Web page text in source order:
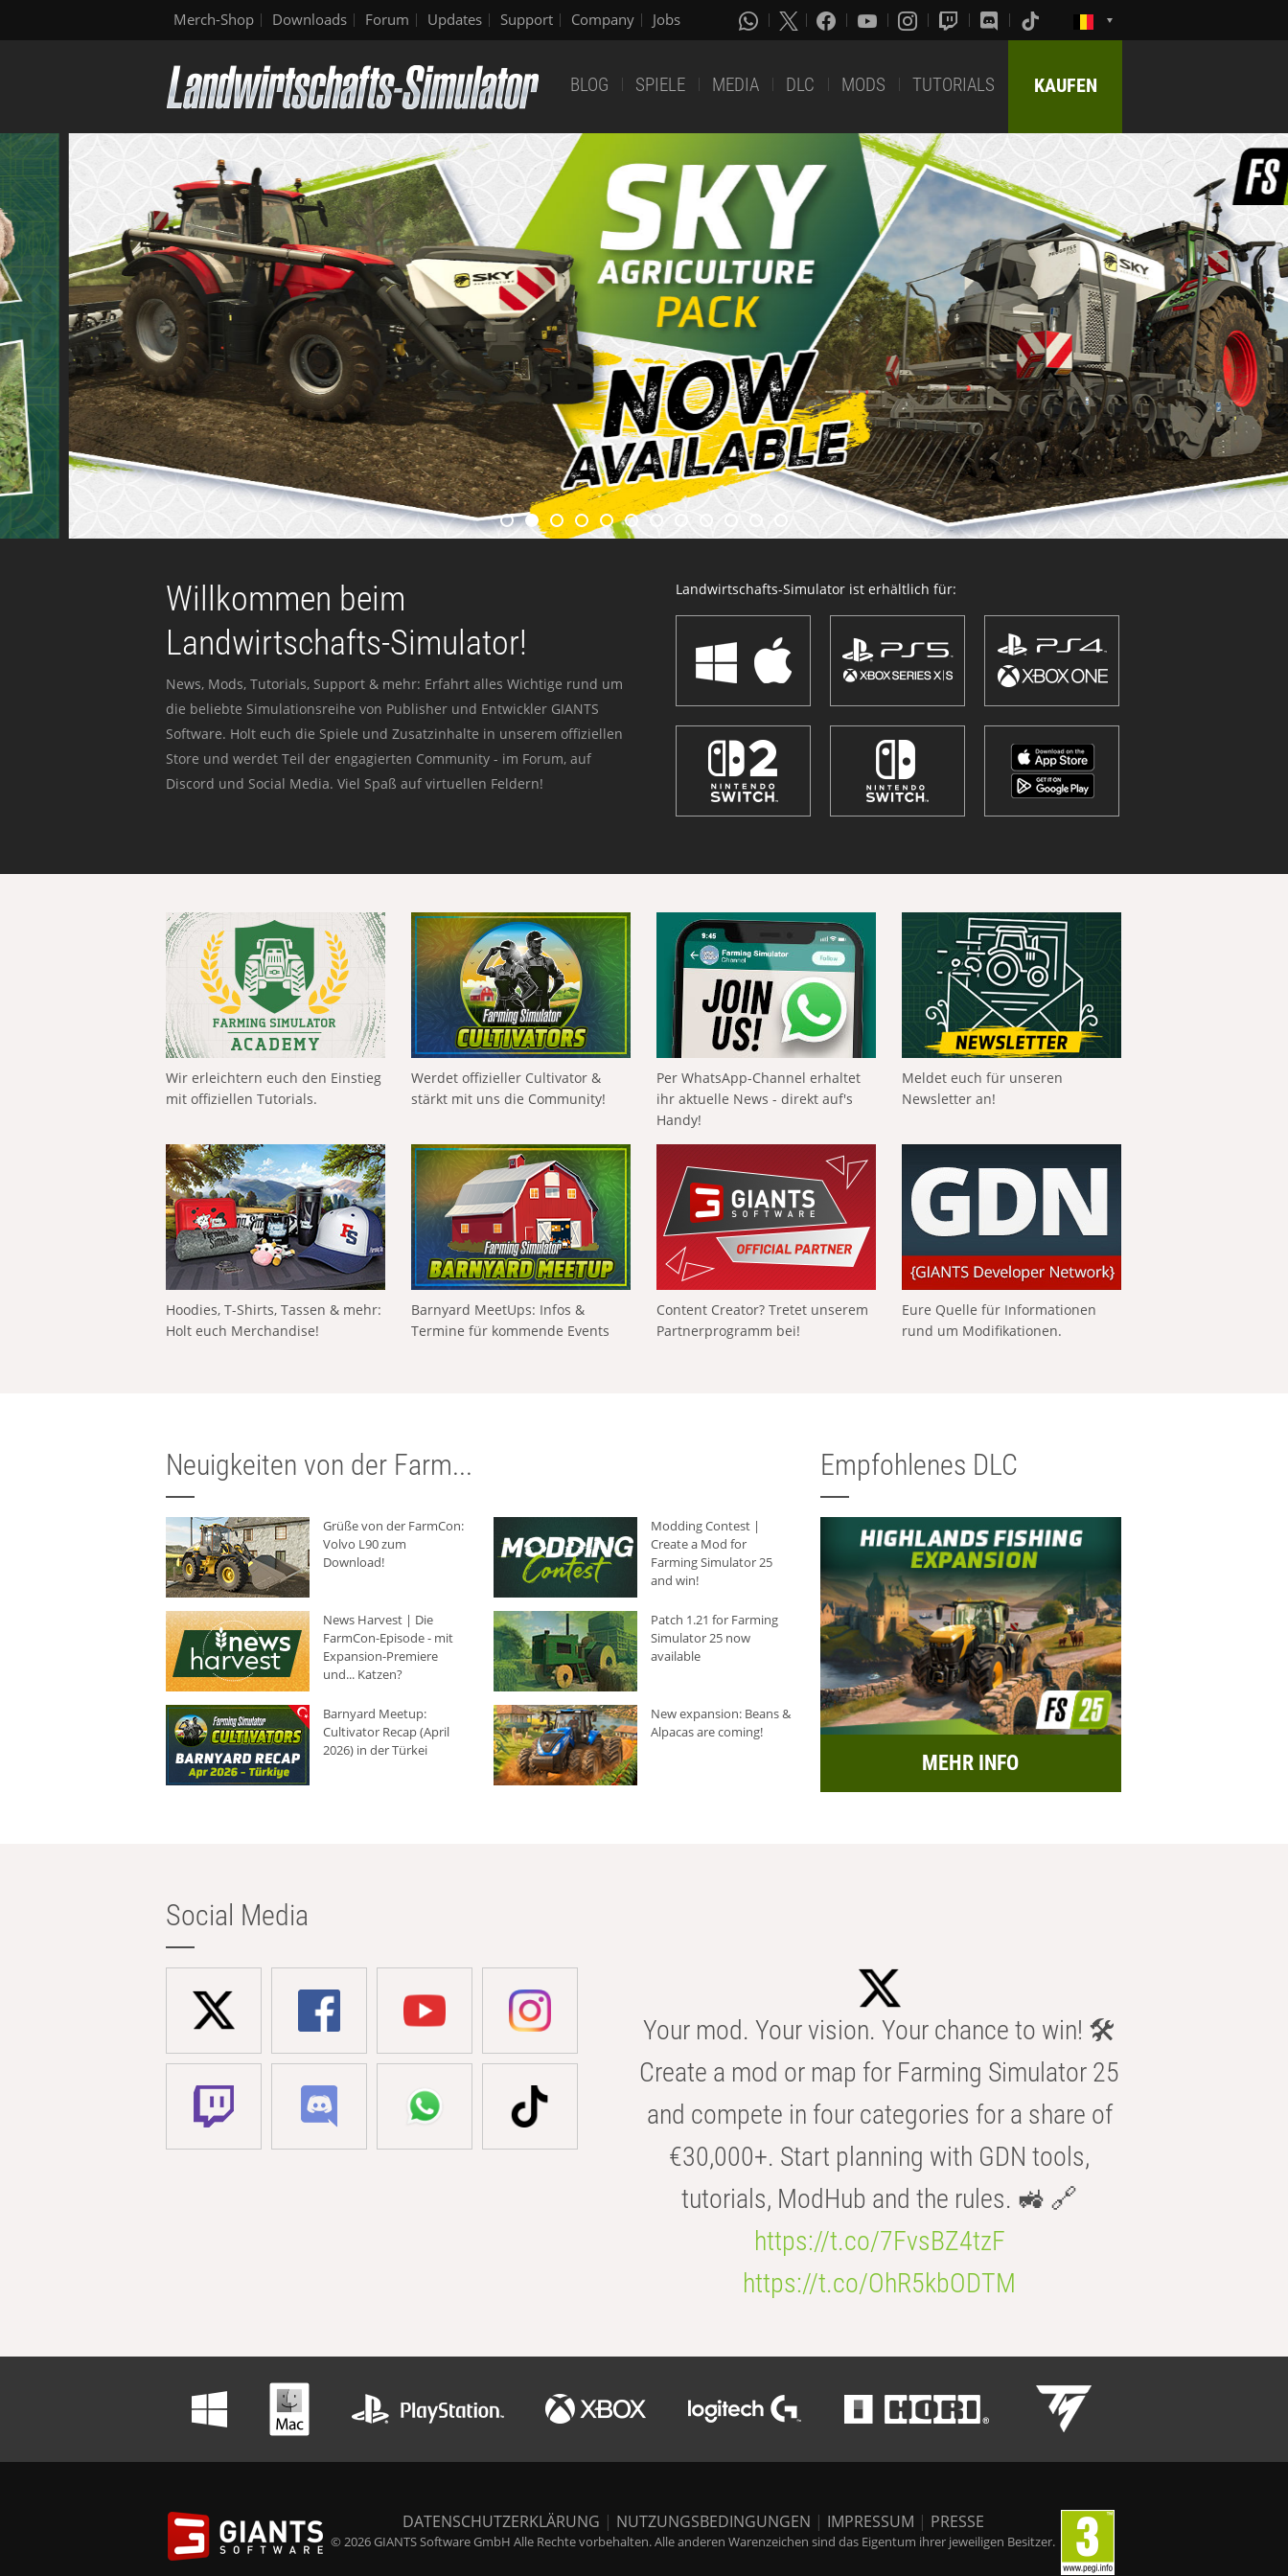
Merch-Shop Downloads Forum Updates Support Company Jobs
BLOG SPIELE MEDIA DLC MODS TUTORIALS KAUFEN
Willkommen beim
Landwirtschafts-Simulator!
News, Mods, Tutorials, Support & mehr: Erfahrt alles Wichtige rund um
die beliebte Simulationsreihe von Publisher und Entwickler GIANTS
Software. Holt euch die Spiele und Zusatzinhalte in unserem offiziellen
Store und werdet Teil der engagierten Community - im Forum, auf
Discord und Social Media. Viel Spaß auf virtuellen Feldern!
Landwirtschafts-Simulator ist erhältlich für:
Wir erleichtern euch den Einstieg
mit offiziellen Tutorials.
Werdet offizieller Cultivator &
stärkt mit uns die Community!
Per WhatsApp-Channel erhaltet
ihr aktuelle News - direkt auf's
Handy!
Meldet euch für unseren
Newsletter an!
Hoodies, T-Shirts, Tassen & mehr:
Holt euch Merchandise!
Barnyard MeetUps: Infos &
Termine für kommende Events
Content Creator? Tretet unserem
Partnerprogramm bei!
Eure Quelle für Informationen
rund um Modifikationen.
Neuigkeiten von der Farm...
Grüße von der FarmCon:
Volvo L90 zum
Download!
Modding Contest |
Create a Mod for
Farming Simulator 25
and win!
News Harvest | Die
FarmCon-Episode - mit
Expansion-Premiere
und... Katzen?
Patch 1.21 for Farming
Simulator 25 now
available
Barnyard Meetup:
Cultivator Recap (April
2026) in der Türkei
New expansion: Beans &
Alpacas are coming!
Empfohlenes DLC
MEHR INFO
Social Media
Your mod. Your vision. Your chance to win! 🛠️
Create a mod or map for Farming Simulator 25
and compete in four categories for a share of
€30,000+. Start planning with GDN tools,
tutorials, ModHub and the rules. 🚜 🔗
https://t.co/7FvsBZ4tzF
https://t.co/OhR5kbODTM
DATENSCHUTZERKLÄRUNG | NUTZUNGSBEDINGUNGEN | IMPRESSUM | PRESSE
© 2026 GIANTS Software GmbH Alle Rechte vorbehalten. Alle anderen Warenzeichen sind das Eigentum ihrer jeweiligen Besitzer.